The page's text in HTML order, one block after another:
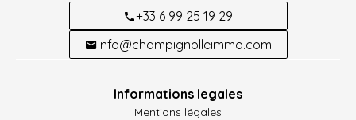
+33 6 99 25 19 29
info@champignolleimmo.com
Informations legales
Mentions légales